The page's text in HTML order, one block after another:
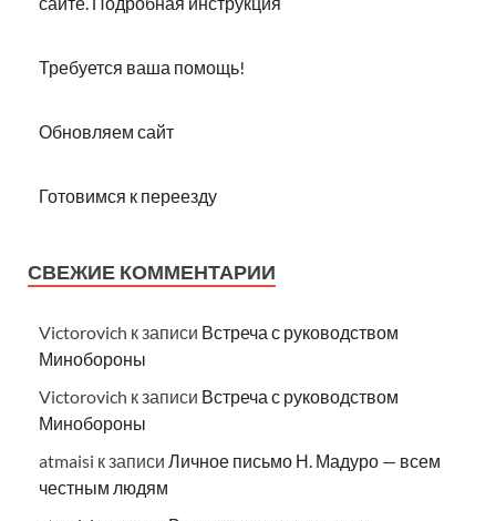
Требуется ваша помощь!
Обновляем сайт
Готовимся к переезду
СВЕЖИЕ КОММЕНТАРИИ
Victorovich к записи Встреча с руководством
Минобороны
Victorovich к записи Встреча с руководством
Минобороны
atmaisi к записи Личное письмо Н. Мадуро — всем
честным людям